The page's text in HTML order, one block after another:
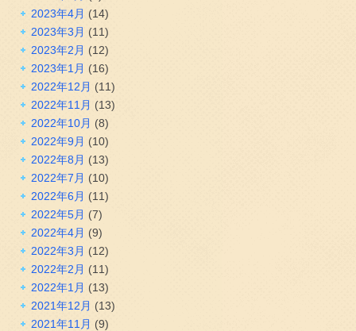
2023年4月 (14)
2023年3月 (11)
2023年2月 (12)
2023年1月 (16)
2022年12月 (11)
2022年11月 (13)
2022年10月 (8)
2022年9月 (10)
2022年8月 (13)
2022年7月 (10)
2022年6月 (11)
2022年5月 (7)
2022年4月 (9)
2022年3月 (12)
2022年2月 (11)
2022年1月 (13)
2021年12月 (13)
2021年11月 (9)